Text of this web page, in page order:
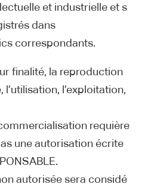
et industrielle et s
dans
correspondants.
finalité, la reproduction
l’exploitation,
requière
une autorisation écrite
autorisée sera considé